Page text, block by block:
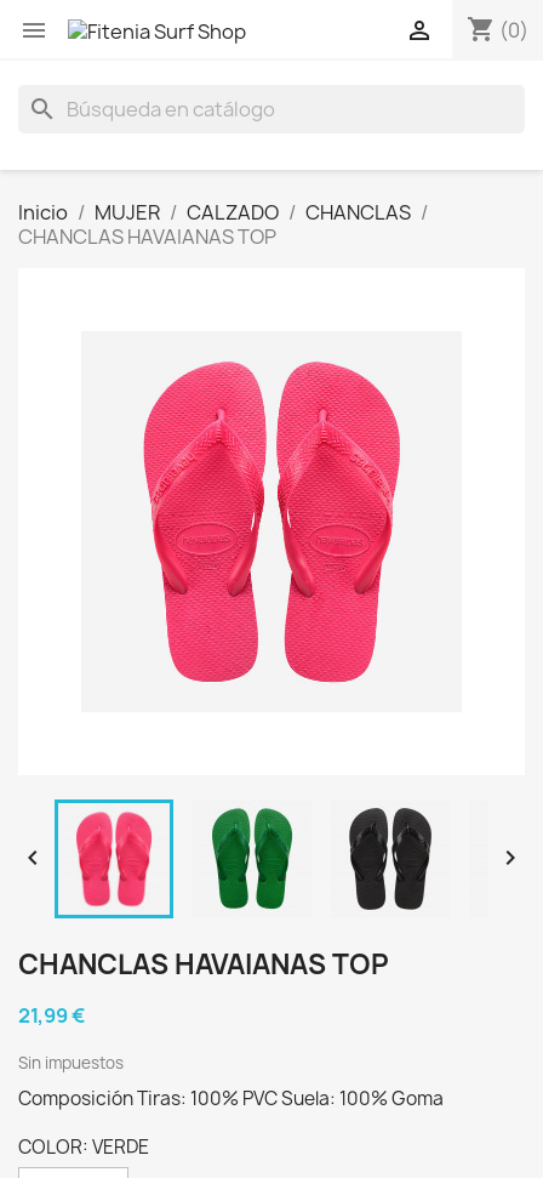
 shopping_cart (0)

search
Inicio MUJER CALZADO
CHANCLAS
CHANCLAS HAVAIANAS TOP
 
CHANCLAS HAVAIANAS TOP
21,99 €
Sin impuestos
Composición Tiras: 100% PVC Suela: 100% Goma
COLOR: VERDE